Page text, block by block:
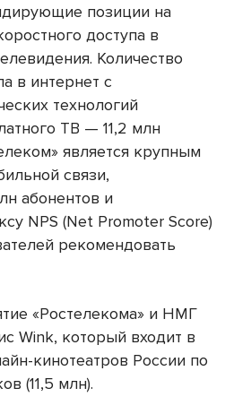
позиции на
доступа в
Количество
в интернет с
технологий
ТВ — 11,2 млн
является крупным
связи,
абонентов и
NPS (Net Promoter Score)
рекомендовать
«Ростелекома» и НМГ
Wink, который входит в
кинотеатров России по
(11,5 млн).